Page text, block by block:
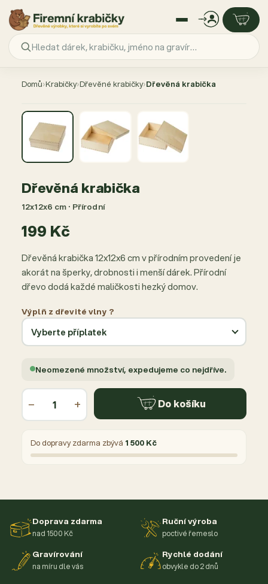
Domů›Krabičky›Dřevěné krabičky›Dřevěná krabička
Dřevěná krabička
12x12x6 cm · Přírodní
199 Kč
Dřevěná krabička 12x12x6 cm v přírodním provedení je
akorát na šperky, drobnosti i menší dárek. Přírodní
dřevo dodá každé maličkosti hezký domov.
Výplň z dřevité vlny ?
Neomezené množství, expedujeme co nejdříve.
− + Do košíku
Do dopravy zdarma zbývá 1 500 Kč
Doprava zdarma
nad 1500 Kč
Ruční výroba
poctivé řemeslo
Gravírování
na míru dle vás
Rychlé dodání
obvykle do 2 dnů